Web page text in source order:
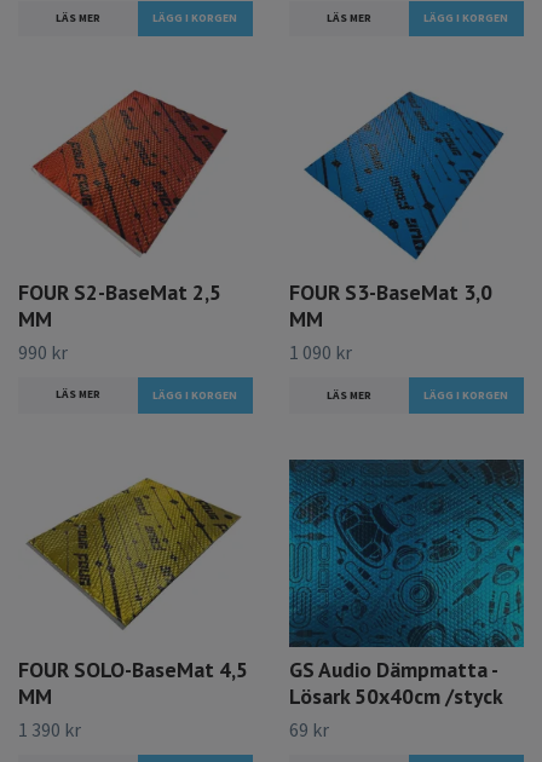
LÄS MER LÄS MER
FOUR S2-BaseMat 2,5
MM
990 kr
LÄS MER
FOUR S3-BaseMat 3,0
MM
1 090 kr
LÄS MER
FOUR SOLO-BaseMat 4,5
MM
1 390 kr
GS Audio Dämpmatta -
Lösark 50x40cm /styck
69 kr